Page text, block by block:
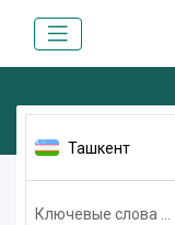
Ташкент